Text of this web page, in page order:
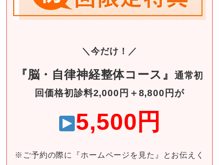
＼今だけ！／
『脳・自律神経整体コース』
通常初
回価格初診料2,000円＋8,800円が
5,500円
※ご予約の際に『ホームページを見た』とお伝えく